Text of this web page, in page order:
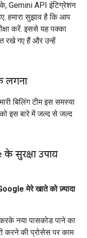
Gemini API इंटिग्रेशन
हमारा सुझाव है कि आप
करें. इससे यह पक्का
रखे गए हैं और उन्हें
लगना
बिलिंग टीम इस समस्या
इस बारे में जल्द से जल्द
सुरक्षा उपाय
मेरे खाते को ज़्यादा
नया पासकोड पाने का
करने की प्रोसेस पर काम